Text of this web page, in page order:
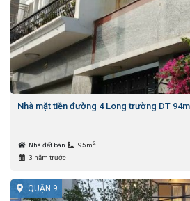
Nhà mặt tiền đường 4 Long trường DT
Nhà đất bán 95m 2
3 năm trước
QUẬN 9